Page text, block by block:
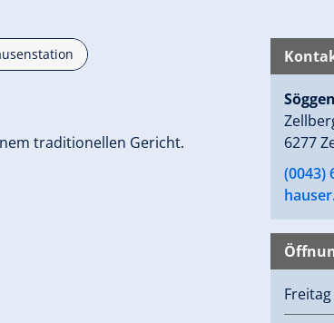
traditionellen Gericht.
6277
(0043)
Freitag